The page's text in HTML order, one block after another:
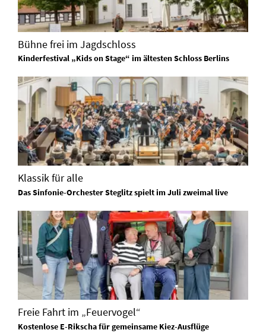
Bühne frei im Jagdschloss
Kinderfestival „Kids on Stage“ im ältesten Schloss Berlins
Klassik für alle
Das Sinfonie-Orchester Steglitz spielt im Juli zweimal live
Freie Fahrt im „Feuervogel“
Kostenlose E-Rikscha für gemeinsame Kiez-Ausflüge